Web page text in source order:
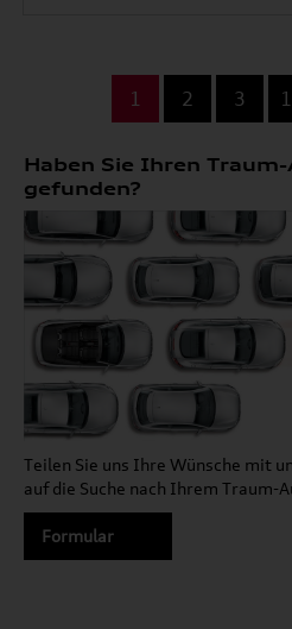
1 2 3
Haben Sie Ihren
gefunden?
Teilen Sie uns Ihre Wünsche mit
auf die Suche nach Ihrem Traum-
Formular